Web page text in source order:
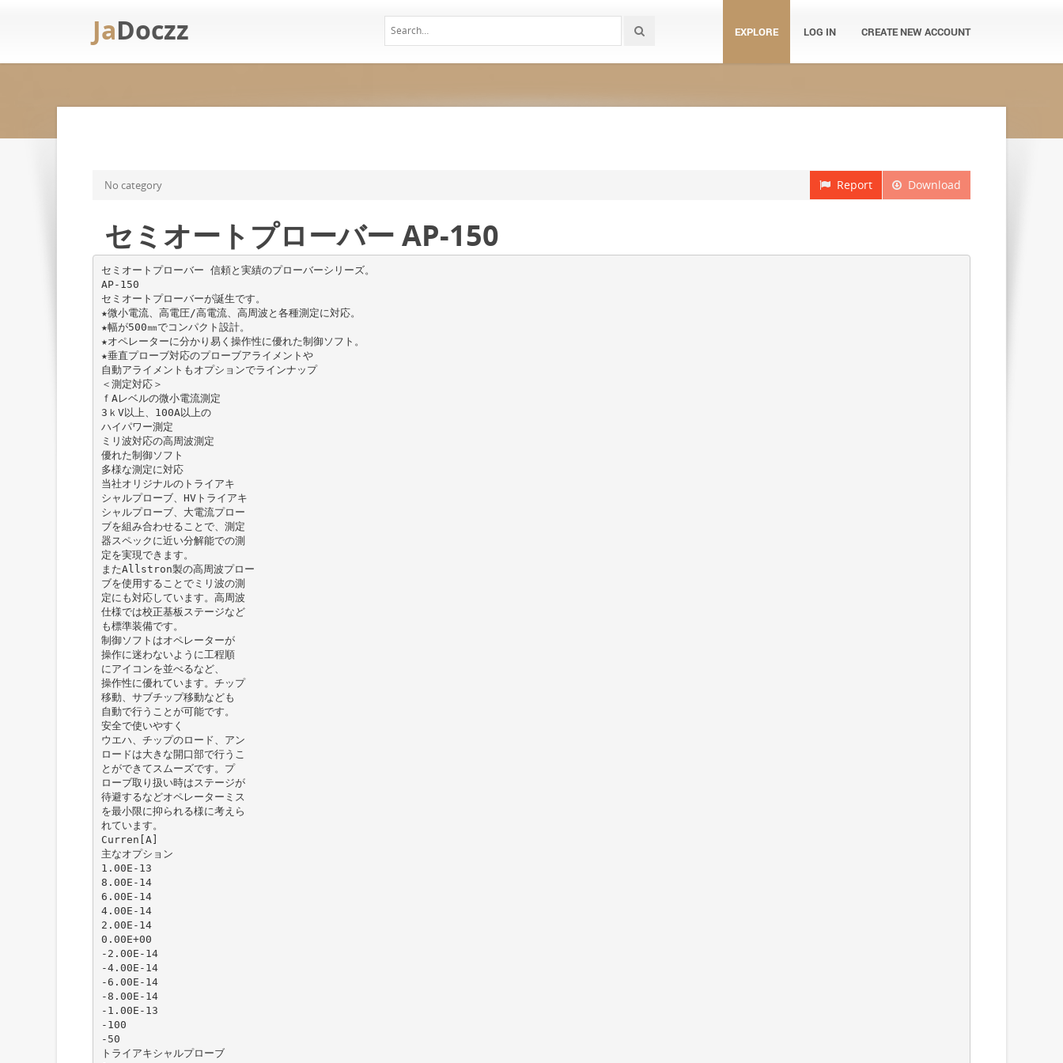
JaDoczz EXPLORE LOG IN CREATE NEW ACCOUNT
Download
Report
No category
セミオートプローバー AP-150
セミオートプローバー 信頼と実績のプローバーシリーズ。
AP-150
セミオートプローバーが誕生です。
★微⼩電流、高電圧/高電流、高周波と各種測定に対応。
★幅が500㎜でコンパクト設計。
★オペレーターに分かり易く操作性に優れた制御ソフト。
★垂直プローブ対応のプローブアライメントや
自動アライメントもオプションでラインナップ
＜測定対応＞
ｆAレベルの微⼩電流測定
3ｋV以上、100A以上の
ハイパワー測定
ミリ波対応の高周波測定
優れた制御ソフト
多様な測定に対応
当社オリジナルのトライアキ
シャルプローブ、HVトライアキ
シャルプローブ、⼤電流プロー
ブを組み合わせることで、測定
器スペックに近い分解能での測
定を実現できます。
またAllstron製の高周波プロー
ブを使用することでミリ波の測
定にも対応しています。高周波
仕様では校正基板ステージなど
も標準装備です。
制御ソフトはオペレーターが
操作に迷わないように工程順
にアイコンを並べるなど、
操作性に優れています。チップ
移動、サブチップ移動なども
⾃動で⾏うことが可能です。
安全で使いやすく
ウエハ、チップのロード、アン
ロードは⼤きな開⼝部で⾏うこ
とができてスムーズです。プ
ローブ取り扱い時はステージが
待避するなどオペレーターミス
を最小限に抑られる様に考えら
れています。
Curren[A]
主なオプション
1.00E-13
8.00E-14
6.00E-14
4.00E-14
2.00E-14
0.00E+00
-2.00E-14
-4.00E-14
-6.00E-14
-8.00E-14
-1.00E-13
-100
-50
トライアキシャルプローブ